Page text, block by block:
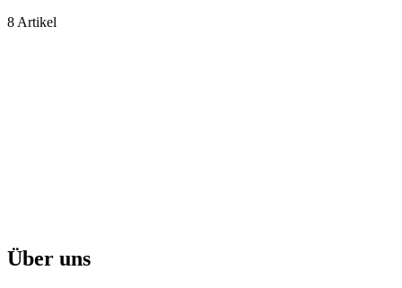
8 Artikel
Über uns